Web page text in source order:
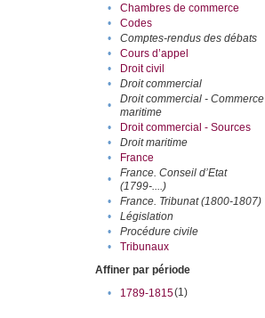
•
Chambres de commerce
•
Codes
•
Comptes-rendus des débats
•
Cours d’appel
•
Droit civil
•
Droit commercial
•
Droit commercial - Commerce
maritime
• Droit commercial - Sources
•
Droit maritime
•
France
•
France. Conseil d’Etat
(1799-....)
• France. Tribunat (1800-1807)
•
Législation
•
Procédure civile
•
Tribunaux
Affiner par période
•
1789-1815(1)